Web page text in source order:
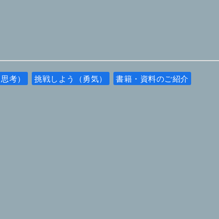
考） 挑戦しよう（勇気） 書籍・資料のご紹介